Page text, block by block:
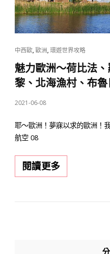
5
大
人
氣
景
點
不
CAT
LINKS
中西歐,歐洲,環遊世界攻略
魅力歐洲～荷比法
黎、北海漁村、布魯
POSTED
2021-06-08
耶～歐洲！夢寐以求的歐洲！
航空 08
閱讀更多魅
力
洲